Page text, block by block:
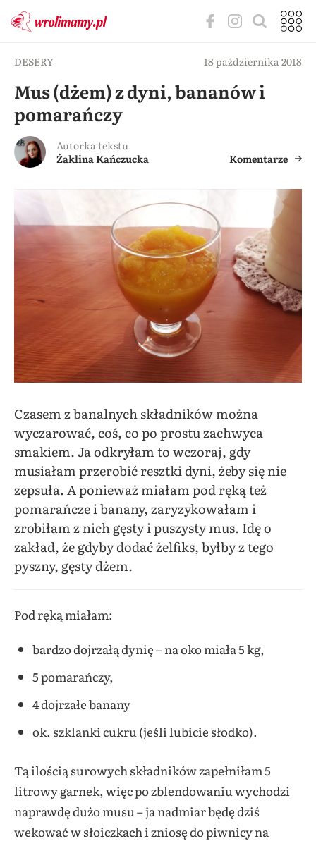
DESERY 18 października 2018
Mus (dżem) z dyni, bananów i
pomarańczy
Autorka tekstu
Żaklina Kańczucka
Komentarze
Czasem z banalnych składników można
wyczarować, coś, co po prostu zachwyca
smakiem. Ja odkryłam to wczoraj, gdy
musiałam przerobić resztki dyni, żeby się nie
zepsuła. A ponieważ miałam pod ręką też
pomarańcze i banany, zaryzykowałam i
zrobiłam z nich gęsty i puszysty mus. Idę o
zakład, że gdyby dodać żelfiks, byłby z tego
pyszny, gęsty dżem.
Pod ręką miałam:
bardzo dojrzałą dynię – na oko miała 5 kg,
5 pomarańczy,
4 dojrzałe banany
ok. szklanki cukru (jeśli lubicie słodko).
Tą ilością surowych składników zapełniłam 5
litrowy garnek, więc po zblendowaniu wychodzi
naprawdę dużo musu – ja nadmiar będę dziś
wekować w słoiczkach i zniosę do piwnicy na